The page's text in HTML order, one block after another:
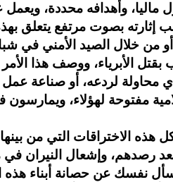
إثارته بصوت مرتفع يتعلق
خلال الصيد الأمني في
بقتل الأبرياء، ووصف هذا
محاولة لردعه، أو صناعة
مفتوحة لهؤلاء،
هذه الاختراقات التي من
بعد رصدهم، وإشعال النيران
عن حصانة أبناء هذه